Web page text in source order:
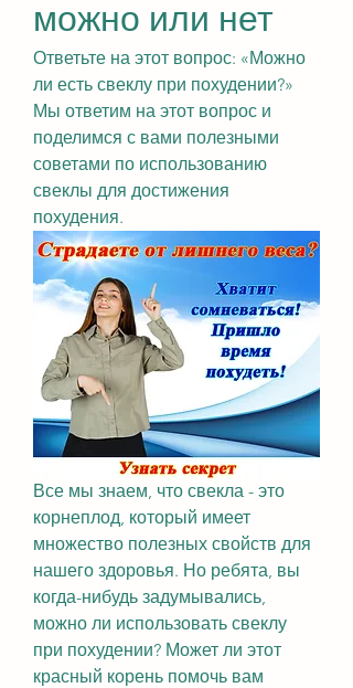
можно или нет
Ответьте на этот вопрос: «Можно
ли есть свеклу при похудении?»
Мы ответим на этот вопрос и
поделимся с вами полезными
советами по использованию
свеклы для достижения
похудения.
Все мы знаем, что свекла - это
корнеплод, который имеет
множество полезных свойств для
нашего здоровья. Но ребята, вы
когда-нибудь задумывались,
можно ли использовать свеклу
при похудении? Может ли этот
красный корень помочь вам